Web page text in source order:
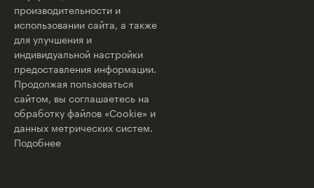
производительности и
использовании сайта, а также
для улучшения и
индивидуальной настройки
предоставления информации.
Продолжая пользоваться
сайтом, вы соглашаетесь на
обработку файлов «Cookie» и
данных метрических систем.
Подобнее